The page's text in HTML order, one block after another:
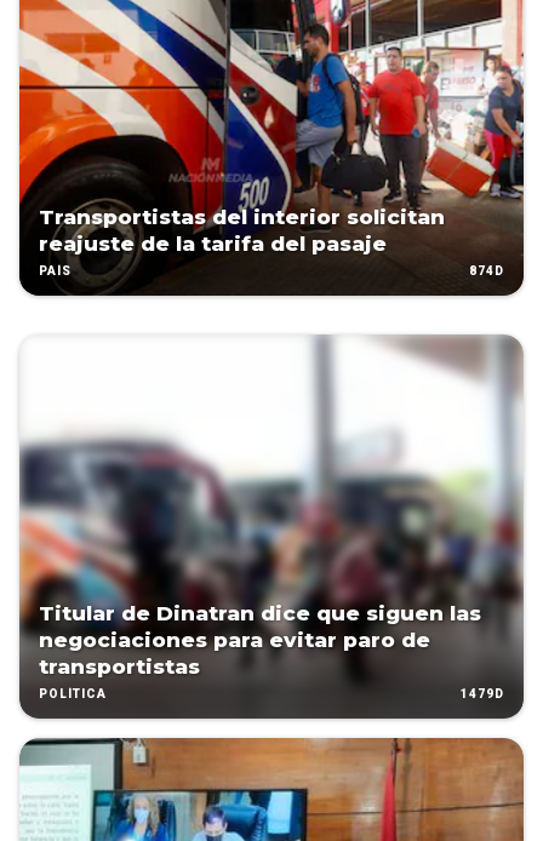
Transportistas del interior solicitan
reajuste de la tarifa del pasaje
PAÍS 874D
Titular de Dinatran dice que siguen las
negociaciones para evitar paro de
transportistas
POLÍTICA 1479D